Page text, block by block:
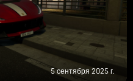
5 сентября 2025 г.